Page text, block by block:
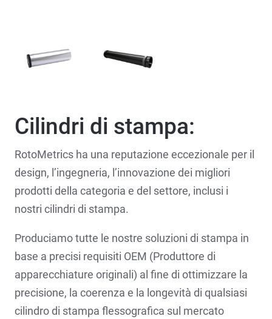
Cilindri di stampa:
RotoMetrics ha una reputazione eccezionale per il
design, l’ingegneria, l’innovazione dei migliori
prodotti della categoria e del settore, inclusi i
nostri cilindri di stampa.
Produciamo tutte le nostre soluzioni di stampa in
base a precisi requisiti OEM (Produttore di
apparecchiature originali) al fine di ottimizzare la
precisione, la coerenza e la longevità di qualsiasi
cilindro di stampa flessografica sul mercato